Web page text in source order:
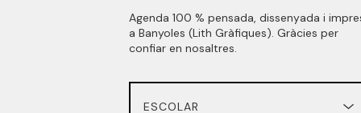
Agenda 100 % pensada, dissenyada i
a Banyoles (Lith Gràfiques). Gràcies per
confiar en nosaltres.